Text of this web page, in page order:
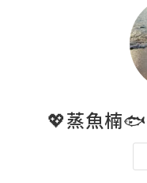
💖蒸魚楠